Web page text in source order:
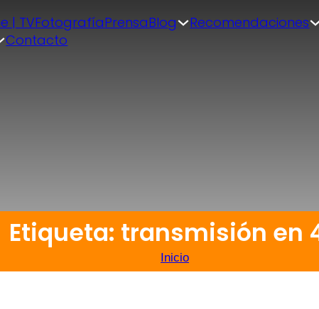
| TVFotografíaPrensaBlog Recomendaciones
Contacto
Etiqueta: transmisión en
Inicio